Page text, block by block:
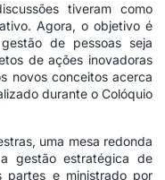
tiveram como
Agora, o objetivo é
de pessoas seja
de ações inovadoras
novos conceitos acerca
durante o Colóquio
uma mesa redonda
gestão estratégica de
partes e ministrado por